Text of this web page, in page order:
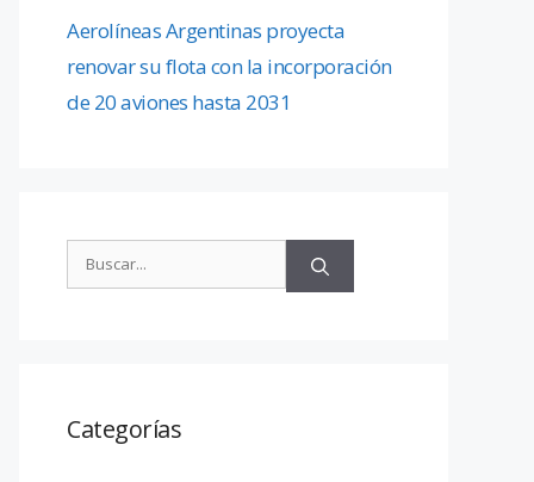
Aerolíneas Argentinas proyecta
renovar su flota con la incorporación
de 20 aviones hasta 2031
Categorías